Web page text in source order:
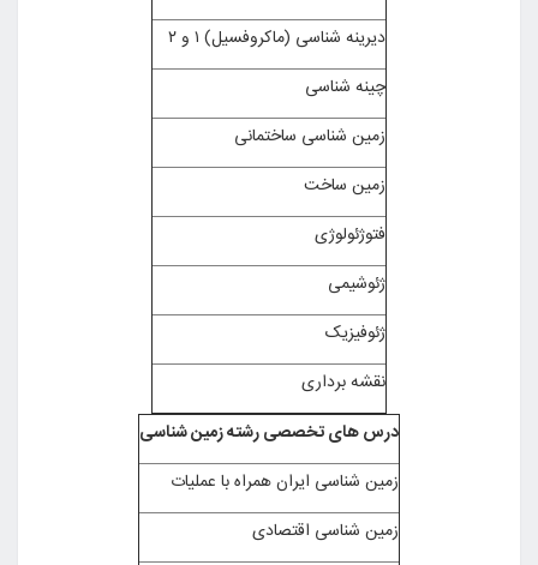
دیرینه شناسی (ماکروفسیل) ۱ و ۲
چینه شناسی
زمین شناسی ساختمانی
زمین ساخت
فتوژئولوژی
ژئوشیمی
ژئوفیزیک
نقشه برداری
درس های تخصصی رشته زمین شناسی
زمین شناسی ایران همراه با عملیات
زمین شناسی اقتصادی